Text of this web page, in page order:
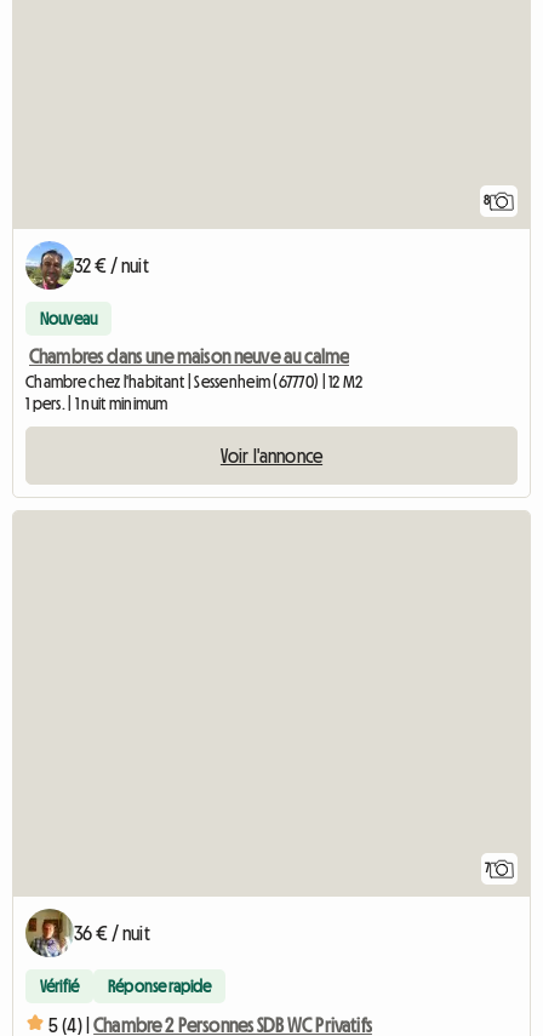
8
32 € / nuit
Nouveau
Chambres dans une maison neuve au calme
Chambre chez l'habitant | Sessenheim (67770) | 12 M2
1 pers. | 1 nuit minimum
Voir l'annonce
7
36 € / nuit
Vérifié Réponse rapide
5 (4) | Chambre 2 Personnes SDB WC Privatifs